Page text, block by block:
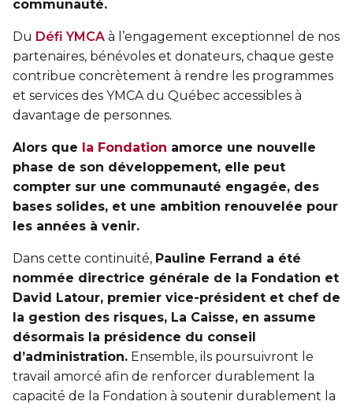
Entraînement privé
Activités et sports au gymnase
Sports pour enfants
Tennis Victoria (Québec)
ACTIVITÉS AQUATIQUES
Piscine
Cours de natation pour enfants
Cours de natation pour adultes
Cours d'aquaforme
Longueurs et bain libres
Sauvetage
FORFAITS FAMILLE, ÉCOLE ET ENTREPRISE
Hébergement et location d'équipements
ENGAGEMENT ET LEADERSHIP
Leadership environnemental C-Vert
Café coop
Coop d'initiation à l'entrepreneuriat collectif
Voir tout
SPORTS
Cours de natation pour enfants
Sports pour enfants
ÉCHANGES CULTURELS
En sortant de détention
Voir tout
HÉBERGEMENT TEMPORAIRE
Résidence YMCA Tupper
Résidence YMCA Port-Royal
communauté.
Du Défi YMCA à l’engagement exceptionnel de nos
partenaires, bénévoles et donateurs, chaque geste
contribue concrètement à rendre les programmes
et services des YMCA du Québec accessibles à
davantage de personnes.
Alors que la Fondation amorce une nouvelle
phase de son développement, elle peut
compter sur une communauté engagée, des
bases solides, et une ambition renouvelée pour
les années à venir.
Dans cette continuité, Pauline Ferrand a été
nommée directrice générale de la Fondation et
David Latour, premier vice-président et chef de
la gestion des risques, La Caisse, en assume
désormais la présidence du conseil
d’administration. Ensemble, ils poursuivront le
travail amorcé afin de renforcer durablement la
capacité de la Fondation à soutenir durablement la